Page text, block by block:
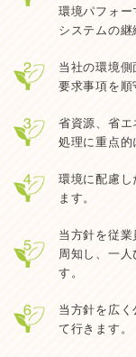
環境パフォー
システムの継
当社の環境
要求事項を順
省資源、省エ
処理に重点的
環境に配慮し
ます。
当方針を従
周知し、一
す。
当方針を広
て行きます。